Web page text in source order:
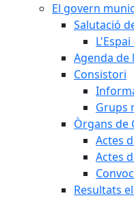
El govern
Salutació
Agenda de
Consistori
Grups
Òrgans de
Actes
Actes
Resultats